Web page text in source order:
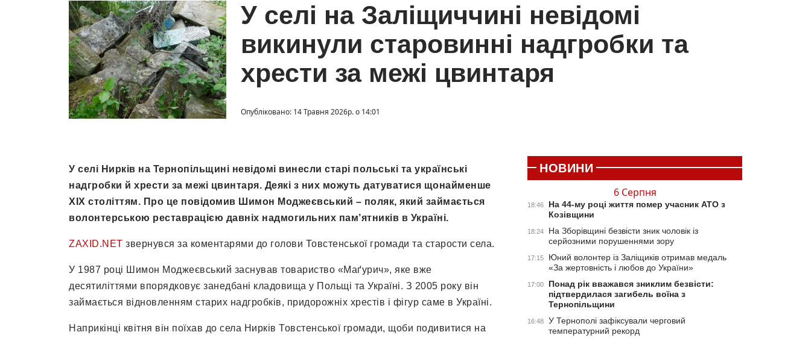
У селі на Заліщиччині невідомі
викинули старовинні надгробки та
хрести за межі цвинтаря
Опубліковано: 14 Травня 2026р. о 14:01
У селі Нирків на Тернопільщині невідомі винесли старі польські та українські
надгробки й хрести за межі цвинтаря. Деякі з них можуть датуватися щонайменше
ХІХ століттям. Про це повідомив Шимон Моджеєвський – поляк, який займається
волонтерською реставрацією давніх надмогильних пам’ятників в Україні.
ZAXID.NET звернувся за коментарями до голови Товстенської громади та старости села.
У 1987 році Шимон Моджеєвський заснував товариство «Маґурич», яке вже
десятиліттями впорядковує занедбані кладовища у Польщі та Україні. З 2005 року він
займається відновленням старих надгробків, придорожніх хрестів і фігур саме в Україні.
Наприкінці квітня він поїхав до села Нирків Товстенської громади, щоби подивитися на
НОВИНИ
6 Серпня
18:46
На 44-му році життя помер учасник АТО з
Козівщини
18:24
На Зборівщині безвісти зник чоловік із
серйозними порушеннями зору
17:15
Юний волонтер із Заліщиків отримав медаль
«За жертовність і любов до України»
17:00
Понад рік вважався зниклим безвісти:
підтвердилася загибель воїна з
Тернопільщини
16:48
У Тернополі зафіксували черговий
температурний рекорд